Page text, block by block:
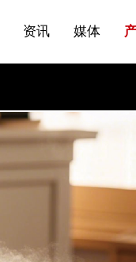
资讯
媒体